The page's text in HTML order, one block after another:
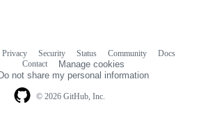
© 2026 GitHub, Inc.
Privacy Security Status Community
Docs
Contact
Manage cookies
Do not share my personal information